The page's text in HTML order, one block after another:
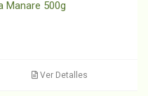
Manare 500g
Ver Detalles